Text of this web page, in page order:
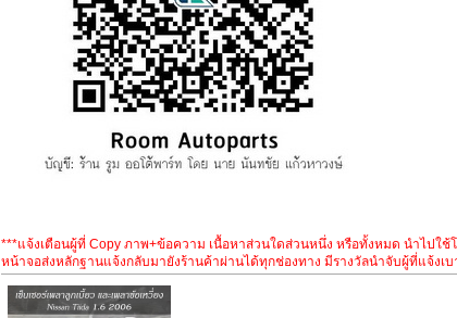
***แจ้งเตือนผู้ที่ Copy ภาพ+ข้อความ เนื้อหาส่วนใดส่วนหนึ่ง หรือทั้งหมด นำไป
หน้าจอส่งหลักฐานแจ้งกลับมายังร้านค้าผ่านได้ทุกช่องทาง มีรางวัลนำจับผู้ที่แจ้งเบ